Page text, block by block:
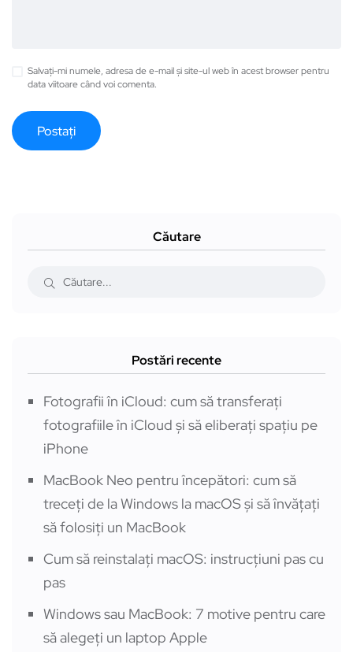
Salvați-mi numele, adresa de e-mail și site-ul web în acest browser pentru
data viitoare când voi comenta.
Căutare
Postări recente
Fotografii în iCloud: cum să transferați
fotografiile în iCloud și să eliberați spațiu pe
iPhone
MacBook Neo pentru începători: cum să
treceți de la Windows la macOS și să învățați
să folosiți un MacBook
Cum să reinstalați macOS: instrucțiuni pas cu
pas
Windows sau MacBook: 7 motive pentru care
să alegeți un laptop Apple